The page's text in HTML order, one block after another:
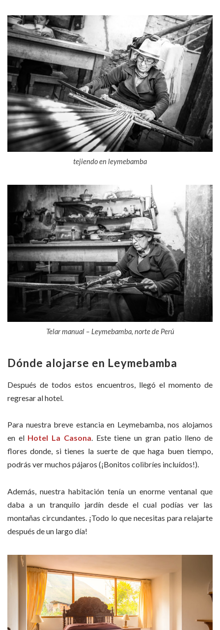
tejiendo en leymebamba
Telar manual – Leymebamba, norte de Perú
Dónde alojarse en Leymebamba
Después de todos estos encuentros, llegó el momento de
regresar al hotel.
Para nuestra breve estancia en Leymebamba, nos alojamos
en el Hotel La Casona. Este tiene un gran patio lleno de
flores donde, si tienes la suerte de que haga buen tiempo,
podrás ver muchos pájaros (¡Bonitos colibríes incluídos!).
Además, nuestra habitación tenía un enorme ventanal que
daba a un tranquilo jardín desde el cual podías ver las
montañas circundantes. ¡Todo lo que necesitas para relajarte
después de un largo día!